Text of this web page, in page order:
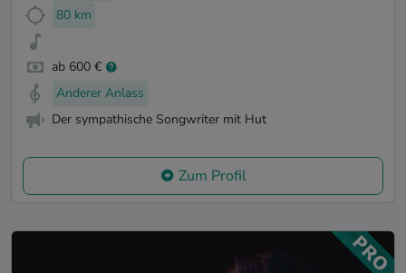
80 km
ab 600 €
Anderer Anlass
Der sympathische Songwriter mit Hut
Zum Profil